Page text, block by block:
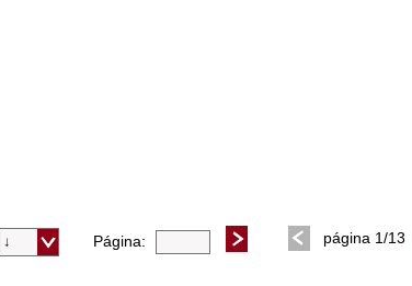
Página: página 1/13